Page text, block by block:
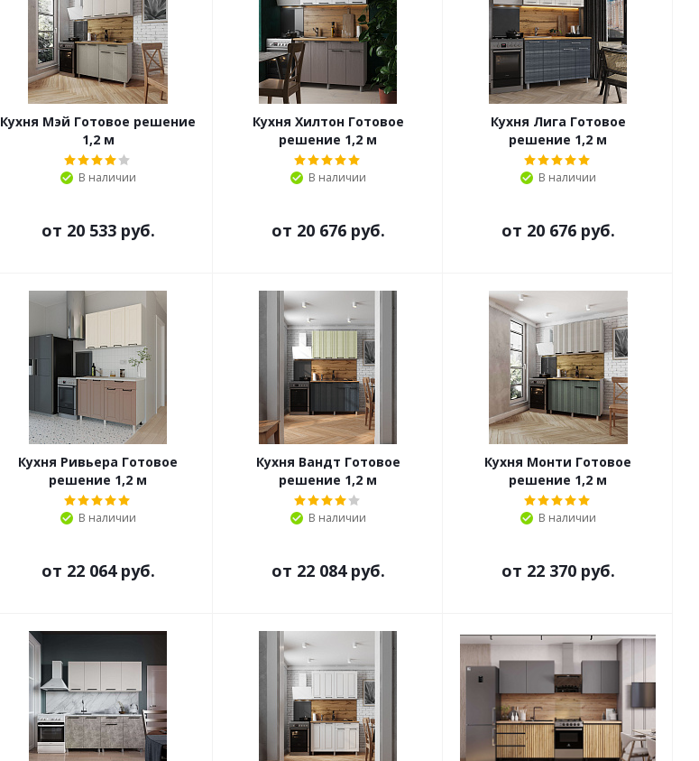
Кухня Мэй Готовое решение
1,2 м
В наличии
от 20 533 руб.
Кухня Хилтон Готовое
решение 1,2 м
В наличии
от 20 676 руб.
Кухня Лига Готовое
решение 1,2 м
В наличии
от 20 676 руб.
Кухня Ривьера Готовое
решение 1,2 м
В наличии
от 22 064 руб.
Кухня Вандт Готовое
решение 1,2 м
В наличии
от 22 084 руб.
Кухня Монти Готовое
решение 1,2 м
В наличии
от 22 370 руб.